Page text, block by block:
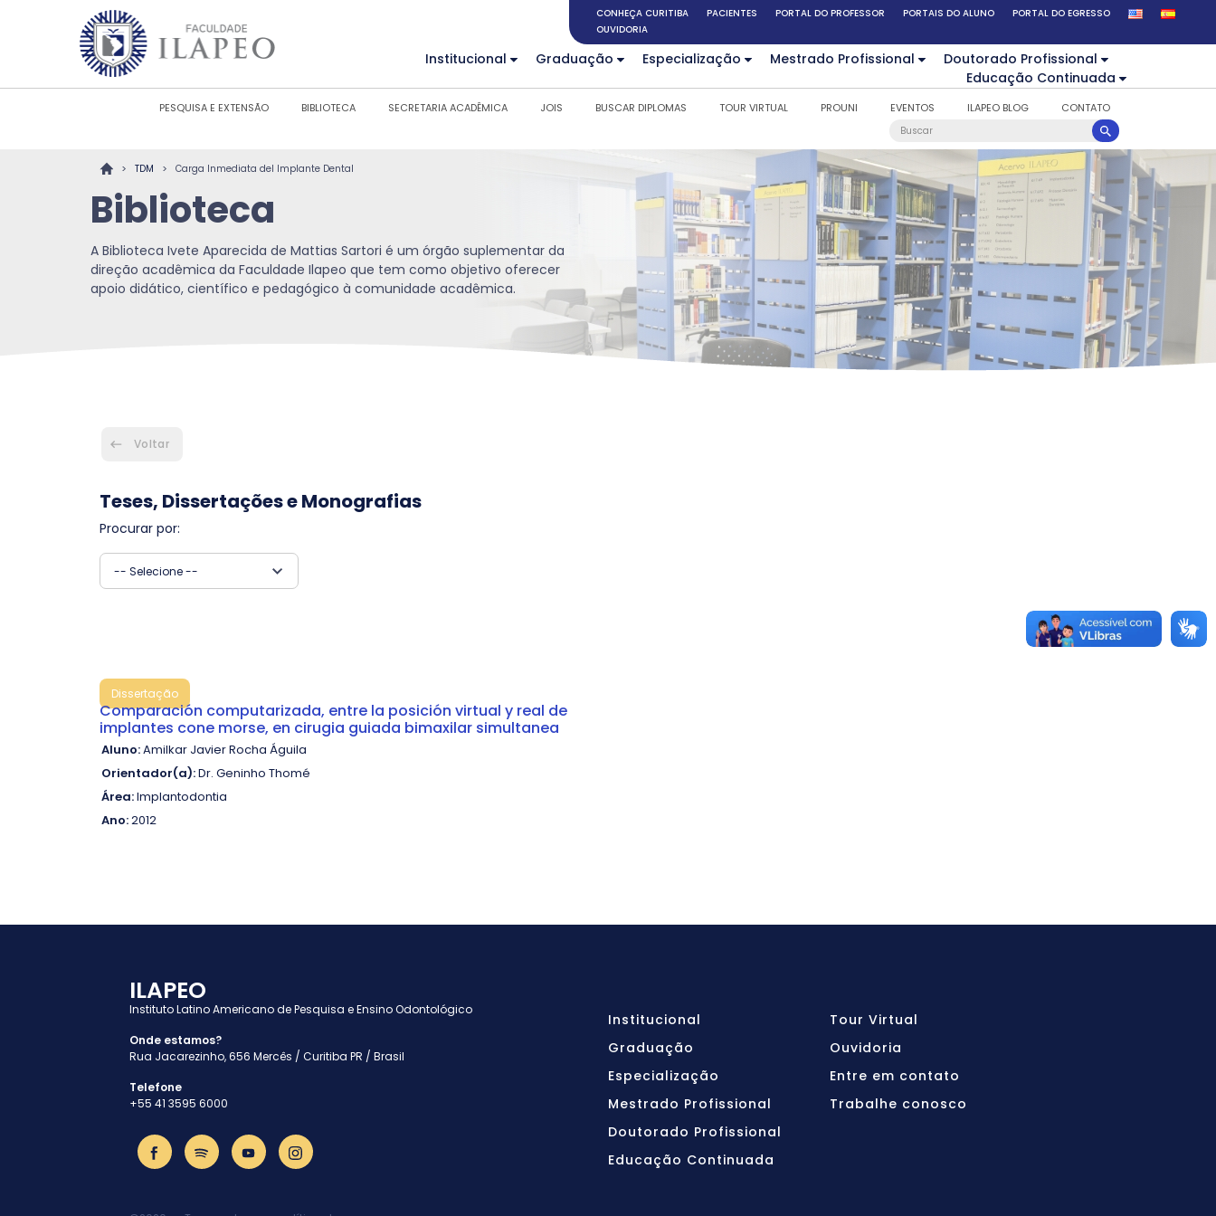
CONHEÇA CURITIBA PACIENTES PORTAL DO PROFESSOR PORTAIS DO ALUNO
PORTAL DO EGRESSO
OUVIDORIA
Institucional Graduação Especialização Mestrado Profissional
Doutorado Profissional
Educação Continuada
PESQUISA E EXTENSÃO BIBLIOTECA SECRETARIA ACADÊMICA JOIS BUSCAR DIPLOMAS TOUR VIRTUAL PROUNI EVENTOS ILAPEO BLOG CONTATO
> TDM > Carga Inmediata del Implante Dental
Biblioteca
A Biblioteca Ivete Aparecida de Mattias Sartori é um órgão suplementar da
direção acadêmica da Faculdade Ilapeo que tem como objetivo oferecer
apoio didático, científico e pedagógico à comunidade acadêmica.
Voltar
Teses, Dissertações e Monografias
Procurar por:
-- Selecione --
Dissertação
Comparación computarizada, entre la posición virtual y real de
implantes cone morse, en cirugia guiada bimaxilar simultanea
Aluno:Amilkar Javier Rocha Águila
Orientador(a):Dr. Geninho Thomé
Área:Implantodontia
Ano:2012
ILAPEO
Instituto Latino Americano de Pesquisa e Ensino Odontológico
Onde estamos?
Rua Jacarezinho, 656 Mercês / Curitiba PR / Brasil
Telefone
+55 41 3595 6000
Institucional
Graduação
Especialização
Mestrado Profissional
Doutorado Profissional
Educação Continuada
Tour Virtual
Ouvidoria
Entre em contato
Trabalhe conosco